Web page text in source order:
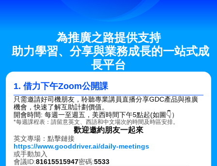
為推廣之路提供支持
長平台
1. 借力下午Zoom公開課
只需邀請好司機朋友，聆聽專業講員直播分享GDC產品與推廣
機會，快速了解互助計劃價值。
開會時間: 每週一至週五，美西時間下午5點起(如圖👇）
*每週課程表：請留意英文、西語和中文場次的時間及時區安排。
歡迎邀約朋友一起來
英文專場：點擊鏈接
https://www.gooddriver.ai/daily-meetings
或手動加入
會議ID:81615515947密碼:5533